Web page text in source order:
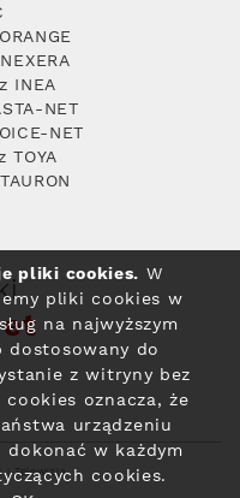
INEA
NET
NET
TOYA
i Telewizja
pliki cookies. W
pliki cookies w
na najwyższym
dostosowany do
z witryny bez
oznacza, że
urządzeniu
dokonać w każdym
cookies.